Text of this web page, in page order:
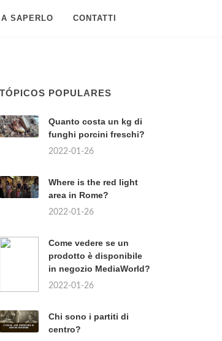
SAPERLO CONTATTI
TÓPICOS POPULARES
Quanto costa un kg di
funghi porcini freschi?
2022-01-26
Where is the red light
area in Rome?
2022-01-26
Come vedere se un
prodotto è disponibile
in negozio MediaWorld?
2022-01-26
Chi sono i partiti di
centro?